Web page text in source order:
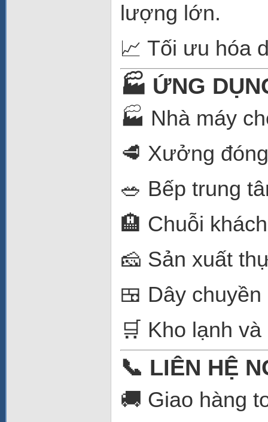
lượng lớn.
📈 Tối ưu hóa
🏭 ỨNG
🏭 Nhà máy
🥩 Xưởng
🥗 Bếp trung
🏨 Chuỗi
🧀 Sản xuất
🍱 Dây
🛒 Kho lạnh
📞 LIÊN HỆ
🚚 Giao hàng